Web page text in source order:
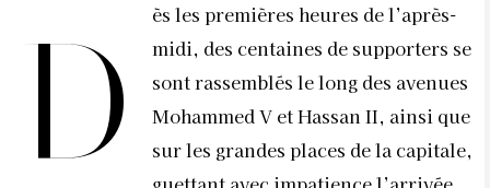
D
ès les premières heures de l’après-
midi, des centaines de supporters se
sont rassemblés le long des avenues
Mohammed V et Hassan II, ainsi que
sur les grandes places de la capitale,